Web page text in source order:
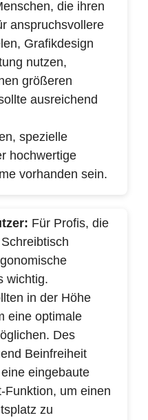
die ihren
anspruchsvollere
Grafikdesign
nutzen,
größeren
ausreichend
spezielle
hochwertige
vorhanden sein.
Für Profis, die
wichtig.
in der Höhe
eine optimale
Des
Beinfreiheit
eingebaute
Funktion, um einen
zu